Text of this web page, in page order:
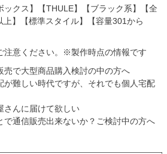
ックス】【THULE】【ブラック系】【全
】【標準スタイル】【容量301から
注意ください。※製作時点の情報です
売で大型商品購入検討の中の方へ
難しい時代ですが、それでも個人宅配
さんに届けて欲しい
で通信販売出来ないか？ご検討中の方へ